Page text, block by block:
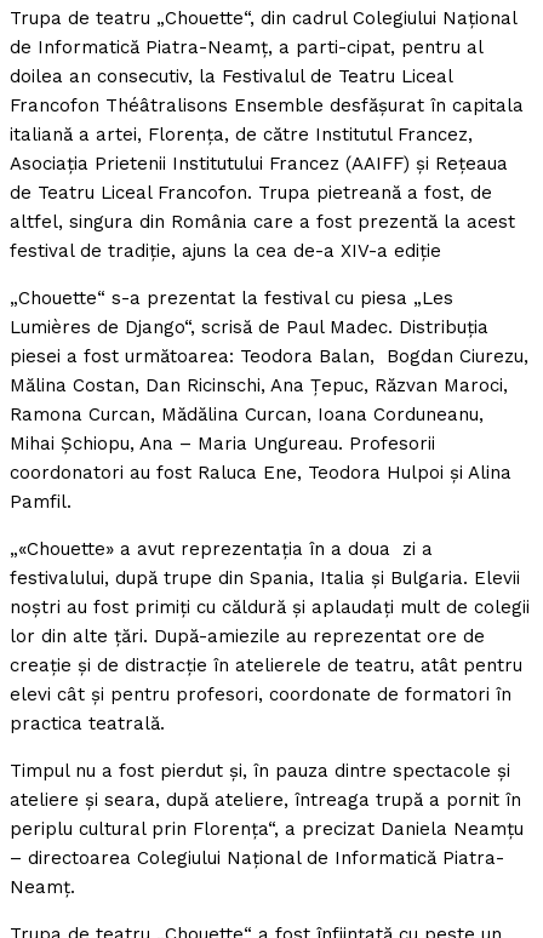
Trupa de teatru „Chouette“, din cadrul Colegiului Naţional
de Informatică Piatra-Neamţ, a parti-cipat, pentru al
doilea an consecutiv, la Festivalul de Teatru Liceal
Francofon Théâtralisons Ensemble desfăşurat în capitala
italiană a artei, Florenţa, de către Institutul Francez,
Asociaţia Prietenii Institutului Francez (AAIFF) şi Reţeaua
de Teatru Liceal Francofon. Trupa pietreană a fost, de
altfel, singura din România care a fost prezentă la acest
festival de tradiţie, ajuns la cea de-a XIV-a ediţie
„Chouette“ s-a prezentat la festival cu piesa „Les
Lumières de Django“, scrisă de Paul Madec. Distribuţia
piesei a fost următoarea: Teodora Balan, Bogdan Ciurezu,
Mălina Costan, Dan Ricinschi, Ana Ţepuc, Răzvan Maroci,
Ramona Curcan, Mădălina Curcan, Ioana Corduneanu,
Mihai Şchiopu, Ana – Maria Ungureau. Profesorii
coordonatori au fost Raluca Ene, Teodora Hulpoi şi Alina
Pamfil.
„«Chouette» a avut reprezentaţia în a doua zi a
festivalului, după trupe din Spania, Italia şi Bulgaria. Elevii
noştri au fost primiţi cu căldură şi aplaudaţi mult de colegii
lor din alte ţări. După-amiezile au reprezentat ore de
creaţie şi de distracţie în atelierele de teatru, atât pentru
elevi cât şi pentru profesori, coordonate de formatori în
practica teatrală.
Timpul nu a fost pierdut şi, în pauza dintre spectacole şi
ateliere şi seara, după ateliere, întreaga trupă a pornit în
periplu cultural prin Florenţa“, a precizat Daniela Neamţu
– directoarea Colegiului Naţional de Informatică Piatra-
Neamţ.